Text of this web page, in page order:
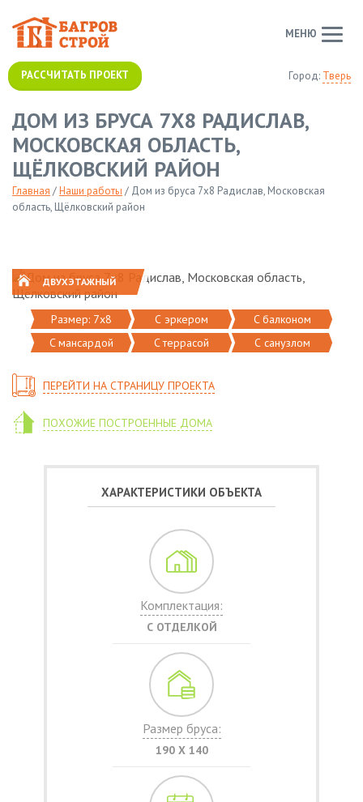
Город: Тверь
РАССЧИТАТЬ ПРОЕКТ
МЕНЮ
ДОМ ИЗ БРУСА 7Х8 РАДИСЛАВ,
МОСКОВСКАЯ ОБЛАСТЬ,
ЩЁЛКОВСКИЙ РАЙОН
Главная /Наши работы / Дом из бруса 7х8 Радислав, Московская
область, Щёлковский район
ДВУХЭТАЖНЫЙ
Размер: 7х8 С эркером
C балконом
C мансардой
C террасой С санузлом
ПЕРЕЙТИ НА СТРАНИЦУ ПРОЕКТА
ПОХОЖИЕ ПОСТРОЕННЫЕ ДОМА
ХАРАКТЕРИСТИКИ ОБЪЕКТА
Комплектация:
С ОТДЕЛКОЙ
Размер бруса:
190 Х 140